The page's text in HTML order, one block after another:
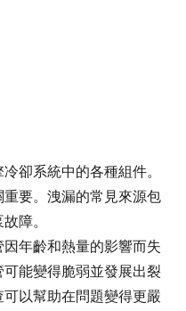
卻系統中的各種組件。
要。洩漏的常見來源包
障。
年齡和熱量的影響而失
能變得脆弱並發展出裂
以幫助在問題變得更嚴